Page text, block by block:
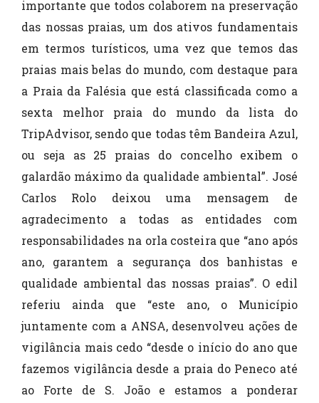
importante que todos colaborem na preservação
das nossas praias, um dos ativos fundamentais
em termos turísticos, uma vez que temos das
praias mais belas do mundo, com destaque para
a Praia da Falésia que está classificada como a
sexta melhor praia do mundo da lista do
TripAdvisor, sendo que todas têm Bandeira Azul,
ou seja as 25 praias do concelho exibem o
galardão máximo da qualidade ambiental”. José
Carlos Rolo deixou uma mensagem de
agradecimento a todas as entidades com
responsabilidades na orla costeira que “ano após
ano, garantem a segurança dos banhistas e
qualidade ambiental das nossas praias”. O edil
referiu ainda que “este ano, o Município
juntamente com a ANSA, desenvolveu ações de
vigilância mais cedo “desde o início do ano que
fazemos vigilância desde a praia do Peneco até
ao Forte de S. João e estamos a ponderar